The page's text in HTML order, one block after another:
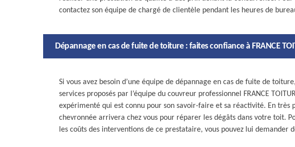
contactez son équipe de chargé de clientèle pendant les heures de
Dépannage en cas de fuite de toiture : faites confiance à FRANCE
Si vous avez besoin d’une équipe de dépannage en cas de fuite de
services proposés par l’équipe du couvreur professionnel FRANCE
expérimenté qui est connu pour son savoir-faire et sa réactivité. En très
chevronnée arrivera chez vous pour réparer les dégâts dans votre toit.
les coûts des interventions de ce prestataire, vous pouvez lui demander